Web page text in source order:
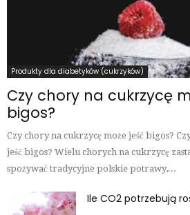
Produkty dla diabetyków (cukrzyków)
Czy chory na cukrzycę
bigos?
Czy chory na cukrzycę może jeść bigos?
jeść bigos? Wielu chorych na cukrzycę
spożywać tradycyjne polskie potrawy,...
Ile CO2 potrzebują